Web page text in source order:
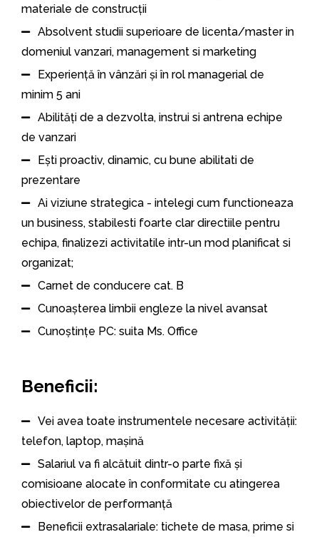
materiale de construcții
Absolvent studii superioare de licenta/master in
domeniul vanzari, management si marketing
Experiență în vânzări și în rol managerial de
minim 5 ani
Abilități de a dezvolta, instrui si antrena echipe
de vanzari
Ești proactiv, dinamic, cu bune abilitati de
prezentare
Ai viziune strategica - intelegi cum functioneaza
un business, stabilesti foarte clar directiile pentru
echipa, finalizezi activitatile intr-un mod planificat si
organizat;
Carnet de conducere cat. B
Cunoașterea limbii engleze la nivel avansat
Cunoștințe PC: suita Ms. Office
Beneficii:
Vei avea toate instrumentele necesare activității:
telefon, laptop, mașină
Salariul va fi alcătuit dintr-o parte fixă și
comisioane alocate în conformitate cu atingerea
obiectivelor de performanță
Beneficii extrasalariale: tichete de masa, prime si